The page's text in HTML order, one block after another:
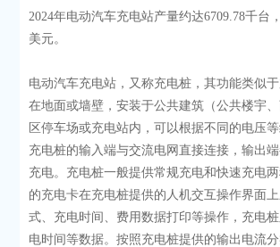
2024年电动汽车充电站产量约达6709.78千台
美元。
电动汽车充电站，又称充电桩，其功能类似
在地面或墙壁，安装于公共建筑（公共楼宇
区停车场或充电站内，可以根据不同的电压
充电桩的输入端与交流电网直接连接，输出
充电。充电桩一般提供常规充电和快速充电
的充电卡在充电桩提供的人机交互操作界面
式、充电时间、费用数据打印等操作，充电
电时间等数据。按照充电桩提供的输出电流